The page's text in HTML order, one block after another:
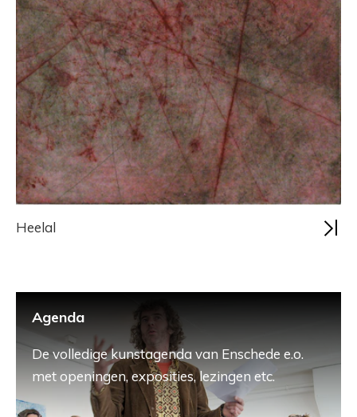
Heelal
Agenda
De volledige kunstagenda van Enschede e.o.
met openingen, exposities, lezingen etc.